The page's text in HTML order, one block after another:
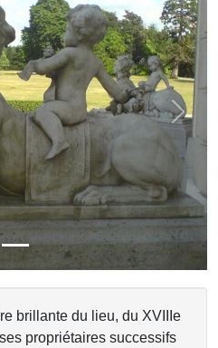
Next
brillante du lieu, du XVIIIe
propriétaires successifs